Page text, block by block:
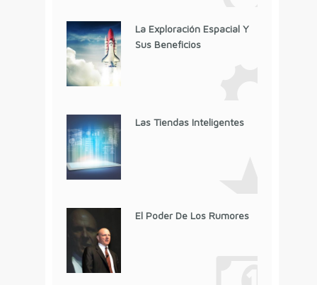
La Exploración Espacial Y
Sus Beneficios
Las Tiendas Inteligentes
El Poder De Los Rumores